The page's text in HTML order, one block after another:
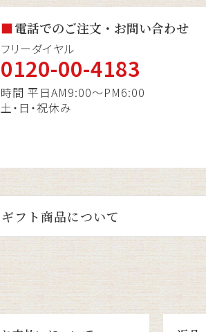
電話でのご注文・お問い合わせ
フリーダイヤル
0120-00-4183
時間 平日AM9:00〜PM6:00
土・日・祝休み
ギフト商品について